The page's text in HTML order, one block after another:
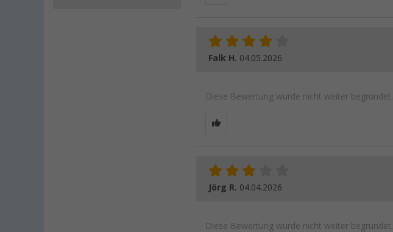
Falk H. 04.05.2026
Diese Bewertung wurde nicht weiter begründet.
Jörg R. 04.04.2026
Diese Bewertung wurde nicht weiter begründet.